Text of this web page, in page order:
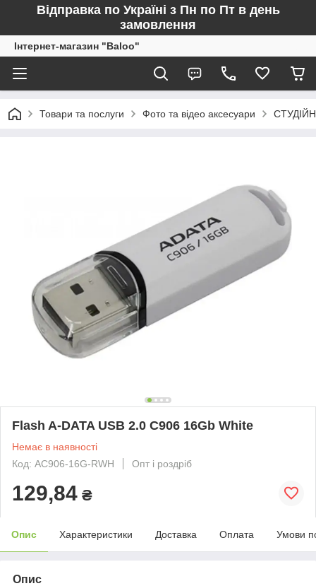
Відправка по Україні з Пн по Пт в день
замовлення
Інтернет-магазин "Baloo"
Товари та послуги Фото та відео аксесуари
Flash A-DATA USB 2.0 C906 16Gb White
Немає в наявності
Код: AC906-16G-RWH
Опт і роздріб
129,84 ₴
Опис Характеристики Доставка Оплата Умови
Опис